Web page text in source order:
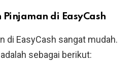
di EasyCash
di EasyCash sangat mudah.
sebagai berikut: